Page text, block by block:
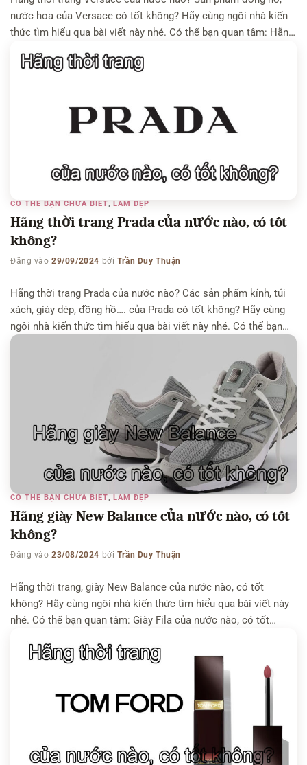
nước hoa của Versace có tốt không? Hãy cùng ngôi nhà kiến
thức tìm hiểu qua bài viết này nhé. Có thể bạn quan tâm: Hãng
nước nào, có tốt không Hãng thời […]
CÓ THỂ BẠN CHƯA BIẾT, LÀM ĐẸP
Hãng thời trang Prada của nước nào, có tốt
không?
Đăng vào29/09/2024 bởi Trần Duy Thuận
Hãng thời trang Prada của nước nào? Các sản phẩm kính, túi
xách, giày dép, đồng hồ…. của Prada có tốt không? Hãy cùng
ngôi nhà kiến thức tìm hiểu qua bài viết này nhé. Có thể bạn
quan tâm: Hãng thời trang Gucci của nước nào – Hãng thời
CÓ THỂ BẠN CHƯA BIẾT, LÀM ĐẸP
Hãng giày New Balance của nước nào, có tốt
không?
Đăng vào23/08/2024 bởi Trần Duy Thuận
Hãng thời trang, giày New Balance của nước nào, có tốt
không? Hãy cùng ngôi nhà kiến thức tìm hiểu qua bài viết này
nhé. Có thể bạn quan tâm: Giày Fila của nước nào, có tốt
Hãng giày New Balance của nước nào? Hãng giày […]